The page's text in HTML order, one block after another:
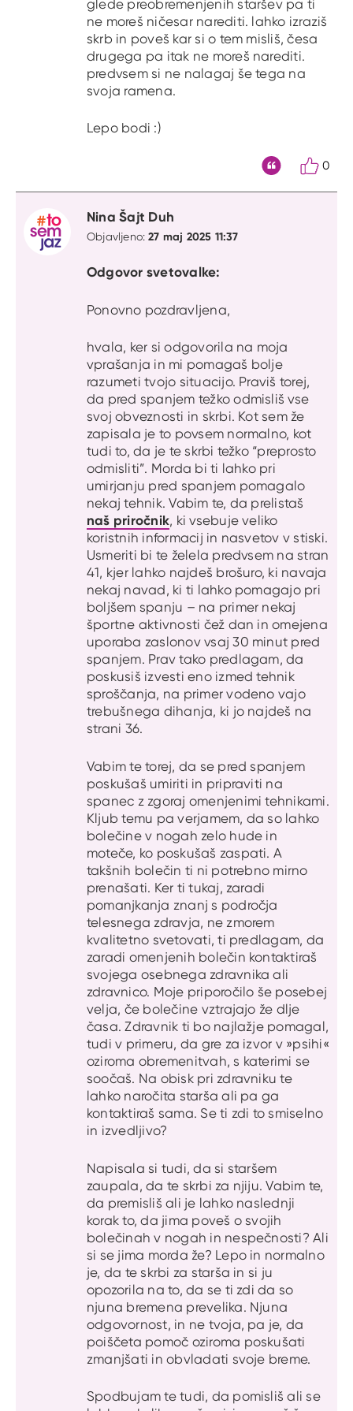
glede preobremenjenih staršev pa ti
ne moreš ničesar narediti. lahko izraziš
skrb in poveš kar si o tem misliš, česa
drugega pa itak ne moreš narediti.
predvsem si ne nalagaj še tega na
svoja ramena.
Lepo bodi :)
0
Nina Šajt Duh
Objavljeno:27 maj 2025 11:37
Odgovor svetovalke:
Ponovno pozdravljena,
hvala, ker si odgovorila na moja
vprašanja in mi pomagaš bolje
razumeti tvojo situacijo. Praviš torej,
da pred spanjem težko odmisliš vse
svoj obveznosti in skrbi. Kot sem že
zapisala je to povsem normalno, kot
tudi to, da je te skrbi težko “preprosto
odmisliti”. Morda bi ti lahko pri
umirjanju pred spanjem pomagalo
nekaj tehnik. Vabim te, da prelistaš
naš priročnik, ki vsebuje veliko
koristnih informacij in nasvetov v stiski.
Usmeriti bi te želela predvsem na stran
41, kjer lahko najdeš brošuro, ki navaja
nekaj navad, ki ti lahko pomagajo pri
boljšem spanju – na primer nekaj
športne aktivnosti čež dan in omejena
uporaba zaslonov vsaj 30 minut pred
spanjem. Prav tako predlagam, da
poskusiš izvesti eno izmed tehnik
sproščanja, na primer vodeno vajo
trebušnega dihanja, ki jo najdeš na
strani 36.
Vabim te torej, da se pred spanjem
poskušaš umiriti in pripraviti na
spanec z zgoraj omenjenimi tehnikami.
Kljub temu pa verjamem, da so lahko
bolečine v nogah zelo hude in
moteče, ko poskušaš zaspati. A
takšnih bolečin ti ni potrebno mirno
prenašati. Ker ti tukaj, zaradi
pomanjkanja znanj s področja
telesnega zdravja, ne zmorem
kvalitetno svetovati, ti predlagam, da
zaradi omenjenih bolečin kontaktiraš
svojega osebnega zdravnika ali
zdravnico. Moje priporočilo še posebej
velja, če bolečine vztrajajo že dlje
časa. Zdravnik ti bo najlažje pomagal,
tudi v primeru, da gre za izvor v »psihi«
oziroma obremenitvah, s katerimi se
soočaš. Na obisk pri zdravniku te
lahko naročita starša ali pa ga
kontaktiraš sama. Se ti zdi to smiselno
in izvedljivo?
Napisala si tudi, da si staršem
zaupala, da te skrbi za njiju. Vabim te,
da premisliš ali je lahko naslednji
korak to, da jima poveš o svojih
bolečinah v nogah in nespečnosti? Ali
si se jima morda že? Lepo in normalno
je, da te skrbi za starša in si ju
opozorila na to, da se ti zdi da so
njuna bremena prevelika. Njuna
odgovornost, in ne tvoja, pa je, da
poiščeta pomoč oziroma poskušati
zmanjšati in obvladati svoje breme.
Spodbujam te tudi, da pomisliš ali se